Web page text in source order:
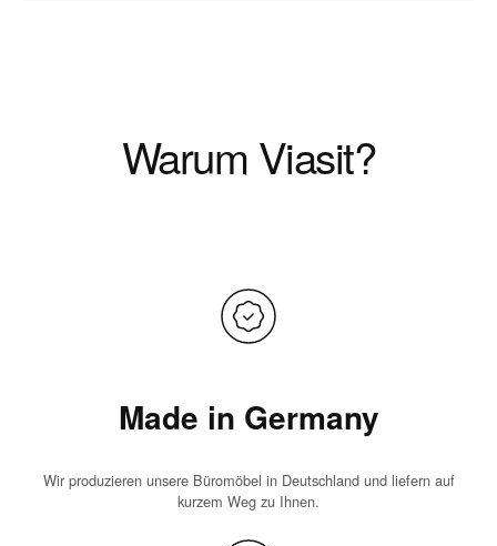
Warum Viasit?
Made in Germany
Wir produzieren unsere Büromöbel in Deutschland und liefern auf
kurzem Weg zu Ihnen.